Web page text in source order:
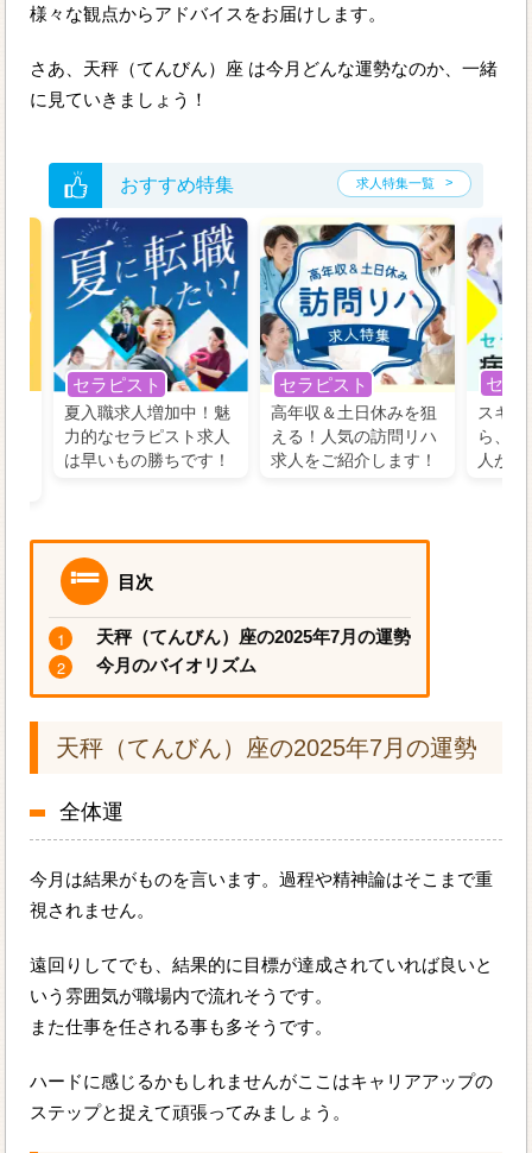
様々な観点からアドバイスをお届けします。
さあ、天秤（てんびん）座 は今月どんな運勢なのか、一緒
に見ていきましょう！
おすすめ特集 求人特集一覧
セラピスト
夏入職求人増加中！魅
力的なセラピスト求人
は早いもの勝ちです！
セラピスト
高年収＆土日休みを狙
える！人気の訪問リハ
求人をご紹介します！
セラ
スキ
ら、
人が
目次
天秤（てんびん）座の2025年7月の運勢
今月のバイオリズム
天秤（てんびん）座の2025年7月の運勢
全体運
今月は結果がものを言います。過程や精神論はそこまで重
視されません。
遠回りしてでも、結果的に目標が達成されていれば良いと
いう雰囲気が職場内で流れそうです。
また仕事を任される事も多そうです。
ハードに感じるかもしれませんがここはキャリアアップの
ステップと捉えて頑張ってみましょう。